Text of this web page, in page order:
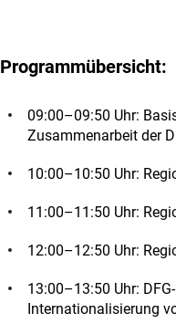
Programmübersicht:
09:00–09:50 Uhr:
Zusammenarbeit der
10:00–10:50 Uhr:
11:00–11:50 Uhr:
12:00–12:50 Uhr:
13:00–13:50 Uhr:
Internationalisierung